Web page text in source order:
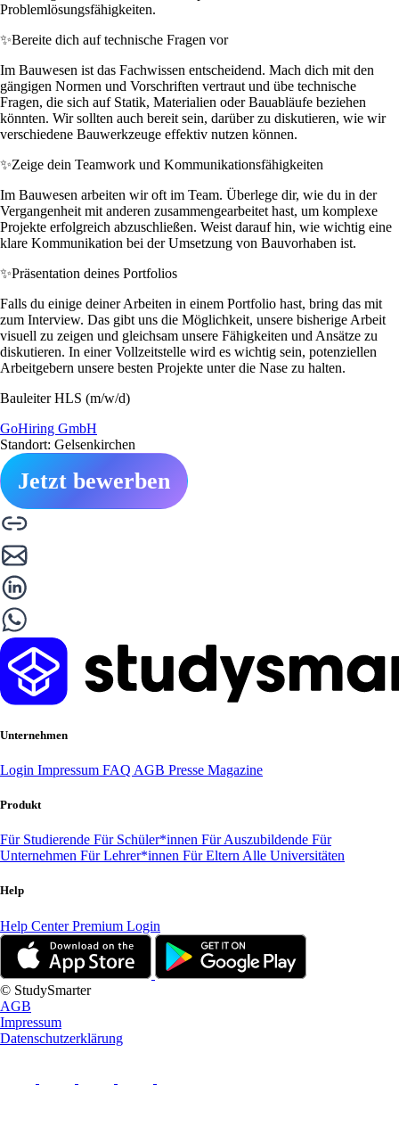
Problemlösungsfähigkeiten.
✨Bereite dich auf technische Fragen vor
Im Bauwesen ist das Fachwissen entscheidend. Mach dich mit den
gängigen Normen und Vorschriften vertraut und übe technische
Fragen, die sich auf Statik, Materialien oder Bauabläufe beziehen
könnten. Wir sollten auch bereit sein, darüber zu diskutieren, wie wir
verschiedene Bauwerkzeuge effektiv nutzen können.
✨Zeige dein Teamwork und Kommunikationsfähigkeiten
Im Bauwesen arbeiten wir oft im Team. Überlege dir, wie du in der
Vergangenheit mit anderen zusammengearbeitet hast, um komplexe
Projekte erfolgreich abzuschließen. Weist darauf hin, wie wichtig eine
klare Kommunikation bei der Umsetzung von Bauvorhaben ist.
✨Präsentation deines Portfolios
Falls du einige deiner Arbeiten in einem Portfolio hast, bring das mit
zum Interview. Das gibt uns die Möglichkeit, unsere bisherige Arbeit
visuell zu zeigen und gleichsam unsere Fähigkeiten und Ansätze zu
diskutieren. In einer Vollzeitstelle wird es wichtig sein, potenziellen
Arbeitgebern unsere besten Projekte unter die Nase zu halten.
Bauleiter HLS (m/w/d)
GoHiring GmbH
Standort: Gelsenkirchen
Jetzt bewerben
Unternehmen
Login Impressum FAQ AGB Presse Magazine
Produkt
Für Studierende Für Schüler*innen Für Auszubildende Für
Unternehmen Für Lehrer*innen Für Eltern Alle Universitäten
Help
Help CenterPremium Login
© StudySmarter
AGB
Impressum
Datenschutzerklärung